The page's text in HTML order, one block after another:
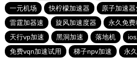
一元机场
快柠檬加速器
原子加速
雷霆加器速
旋风加速度器
永久免
天行vp加速
黑洞加速 落地机
免费vqn加速试用
梯子npv加速 永